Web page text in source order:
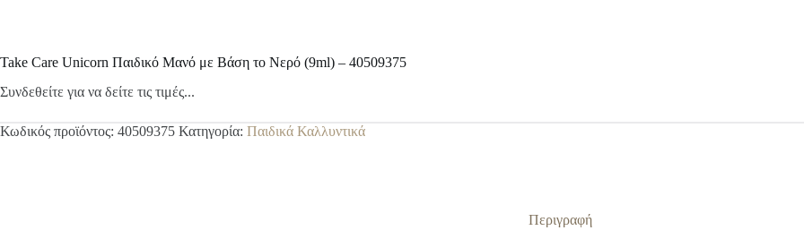
Take Care Unicorn Παιδικό Μανό με Βάση το Νερό (9ml) – 40509375
Συνδεθείτε για να δείτε τις τιμές...
Κωδικός προϊόντος: 40509375 Κατηγορία: Παιδικά Καλλυντικά
Περιγραφή